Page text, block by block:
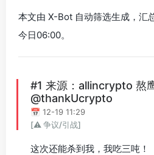
本文由 X-Bot 自动筛选生成，汇
今日06:00。
#1 来源：allincrypto 熬
@thankUcrypto
📅 12-19 11:29
[⚠️ 争议/引战]
这次还能杀到我，我吃三吨！